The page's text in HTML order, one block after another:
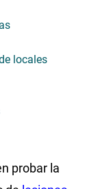
locales
probar la